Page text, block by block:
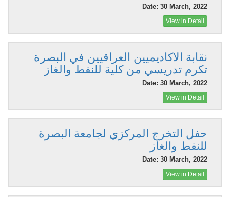
Date: 30 March, 2022
View in Detail
نقابة الاكاديميين العراقيين في البصرة
تكرم تدريسي من كلية للنفط والغاز
Date: 30 March, 2022
View in Detail
حفل التخرج المركزي لجامعة البصرة
للنفط والغاز
Date: 30 March, 2022
View in Detail